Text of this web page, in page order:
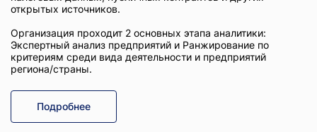
открытых источников.
Организация проходит 2 основных этапа аналитики:
Экспертный анализ предприятий и Ранжирование по
критериям среди вида деятельности и предприятий
региона/страны.
Подробнее